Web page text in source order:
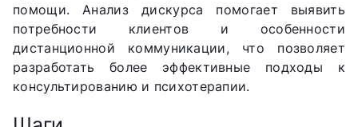
помощи. Анализ дискурса помогает выявить
потребности клиентов и особенности
дистанционной коммуникации, что позволяет
разработать более эффективные подходы к
консультированию и психотерапии.